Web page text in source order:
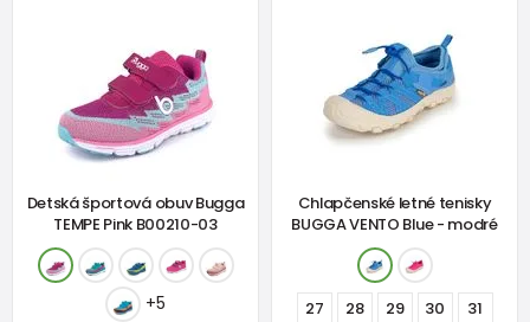
Detská športová obuv Bugga
TEMPE Pink B00210-03
+5
Chlapčenské letné tenisky
BUGGA VENTO Blue - modré
27 28 29 30
31